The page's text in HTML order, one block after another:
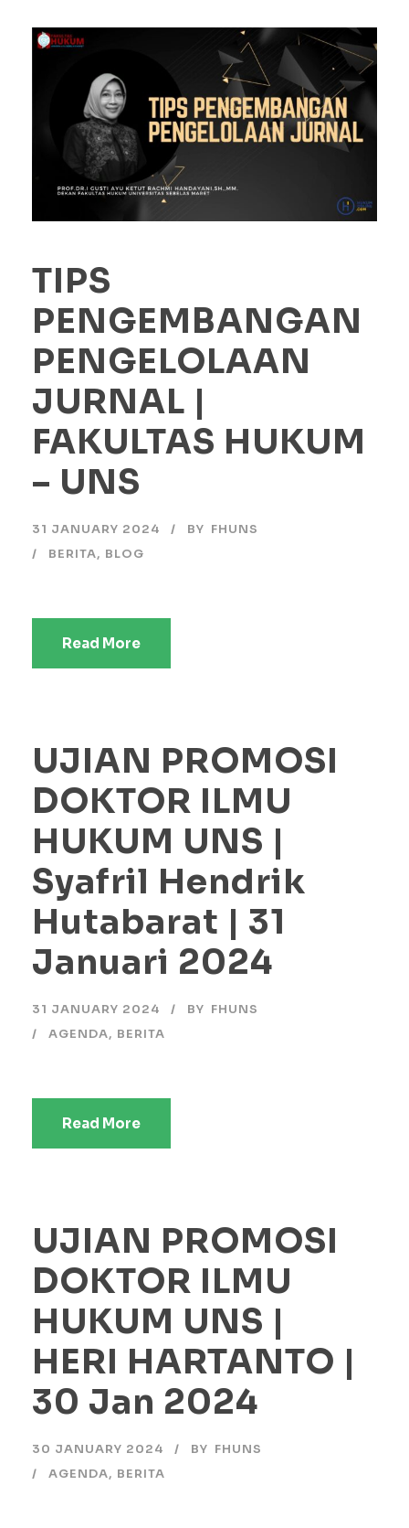
TIPS
PENGEMBANGAN
PENGELOLAAN
JURNAL |
FAKULTAS HUKUM
– UNS
31 JANUARY 2024 BY FHUNS
BERITA, BLOG
Read More
UJIAN PROMOSI
DOKTOR ILMU
HUKUM UNS |
Syafril Hendrik
Hutabarat | 31
Januari 2024
31 JANUARY 2024 BY FHUNS
AGENDA, BERITA
Read More
UJIAN PROMOSI
DOKTOR ILMU
HUKUM UNS |
HERI HARTANTO |
30 Jan 2024
30 JANUARY 2024 BY FHUNS
AGENDA, BERITA